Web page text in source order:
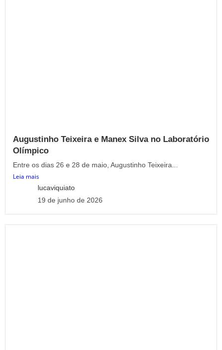
Augustinho Teixeira e Manex Silva no Laboratório
Olímpico
Entre os dias 26 e 28 de maio, Augustinho Teixeira...
Leia mais
lucaviquiato
19 de junho de 2026